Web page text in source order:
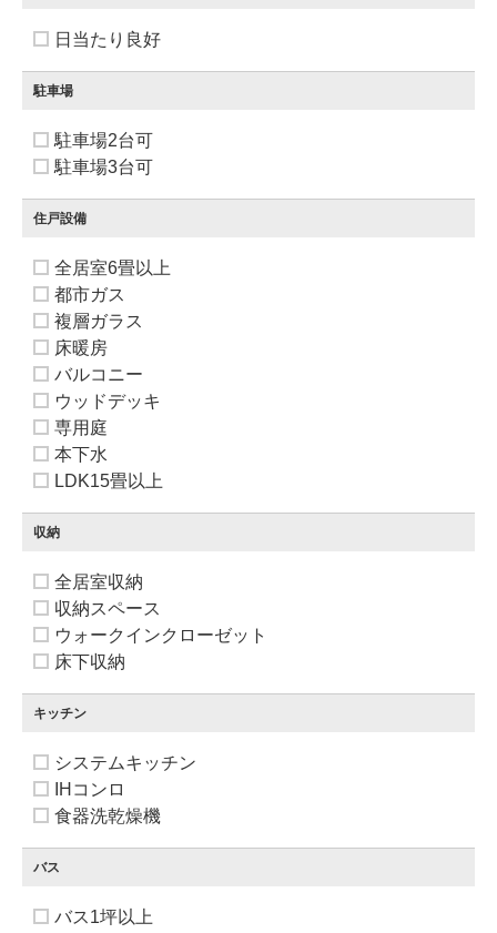
日当たり良好
駐車場
駐車場2台可
駐車場3台可
住戸設備
全居室6畳以上
都市ガス
複層ガラス
床暖房
バルコニー
ウッドデッキ
専用庭
本下水
LDK15畳以上
収納
全居室収納
収納スペース
ウォークインクローゼット
床下収納
キッチン
システムキッチン
IHコンロ
食器洗乾燥機
バス
バス1坪以上